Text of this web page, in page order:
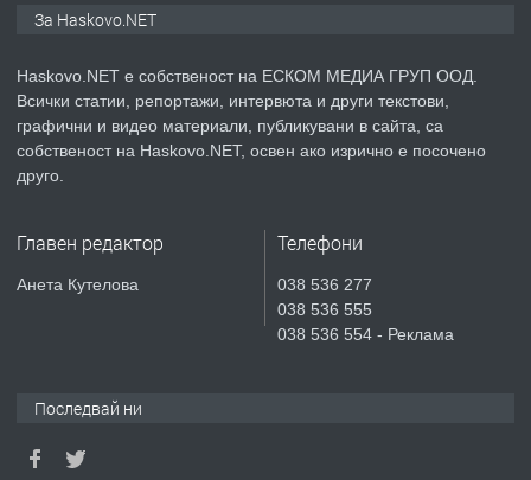
преди 4 дни
ПРЕДЛАГА
Продавам парцел в гр. Хасково кв.
СГЛОБЯВАНЕ НА МЕБЕЛИ.
За Haskovo.NET
Haskovo.NET е собственост на ЕСКОМ МЕДИА ГРУП ООД.
Всички статии, репортажи, интервюта и други текстови,
графични и видео материали, публикувани в сайта, са
собственост на Haskovo.NET, освен ако изрично е посочено
друго.
Главен редактор
Анета Кутелова
Телефони
038 536 277
038 536 555
038 536 554 - Реклама
Последвай ни